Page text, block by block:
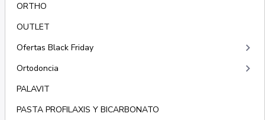
ORTHO
OUTLET
Ofertas Black Friday
keyboard_arrow_right
Ortodoncia keyboard_arrow_right
PALAVIT
PASTA PROFILAXIS Y BICARBONATO